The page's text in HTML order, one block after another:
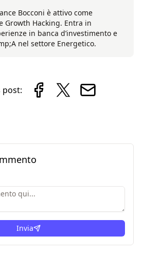
Bocconi è attivo come
Growth Hacking. Entra in
in banca d’investimento e
nel settore Energetico.
post:
Invia